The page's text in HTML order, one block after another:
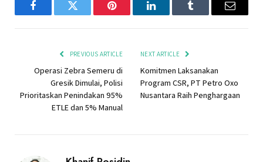
FacebookTwitter Pinterest LinkedInTumblr Email
PREVIOUS ARTICLE
Operasi Zebra Semeru di
Gresik Dimulai, Polisi
Prioritaskan Penindakan 95%
ETLE dan 5% Manual
NEXT ARTICLE
Komitmen Laksanakan
Program CSR, PT Petro Oxo
Nusantara Raih Penghargaan